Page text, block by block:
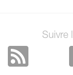
Suivre